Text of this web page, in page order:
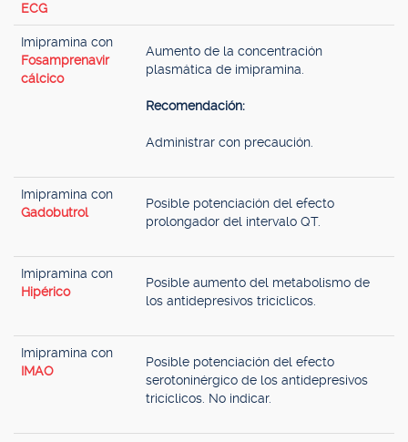
ECG
Imipramina con
Fosamprenavir
cálcico
Aumento de la concentración
plasmática de imipramina.
Recomendación:
Administrar con precaución.
Imipramina con
Gadobutrol
Posible potenciación del efecto
prolongador del intervalo QT.
Imipramina con
Hipérico
Posible aumento del metabolismo de
los antidepresivos tricíclicos.
Imipramina con
IMAO
Posible potenciación del efecto
serotoninérgico de los antidepresivos
tricíclicos. No indicar.